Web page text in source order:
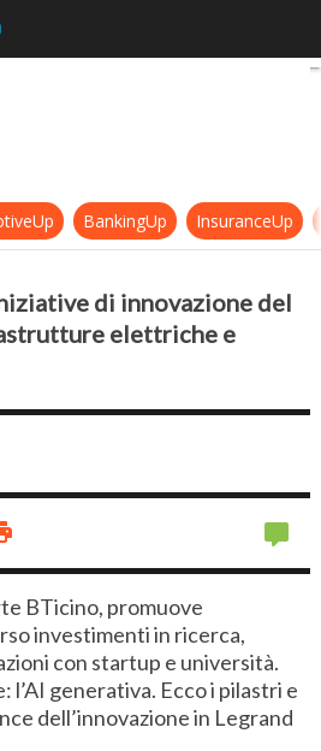
Legrand: tutte le iniziative di
BankingUp InsuranceUp
di innovazione del
elettriche e
BTicino, promuove
investimenti in ricerca,
con startup e università.
l’AI generativa. Ecco i pilastri e
dell’innovazione in Legrand